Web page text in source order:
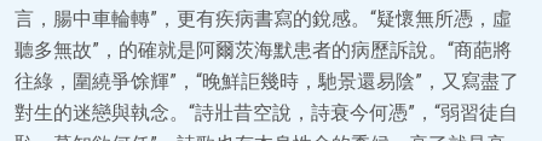
言，腸中車輪轉”，更有疾病書寫的銳感。“疑懷無所憑，虛
聽多無故”，的確就是阿爾茨海默患者的病歷訴說。“商葩將
往綠，圍繞爭馀輝”，“晚鮮詎幾時，馳景還易陰”，又寫盡了
對生的迷戀與執念。“詩壯昔空說，詩衰今何憑”，“弱習徒自